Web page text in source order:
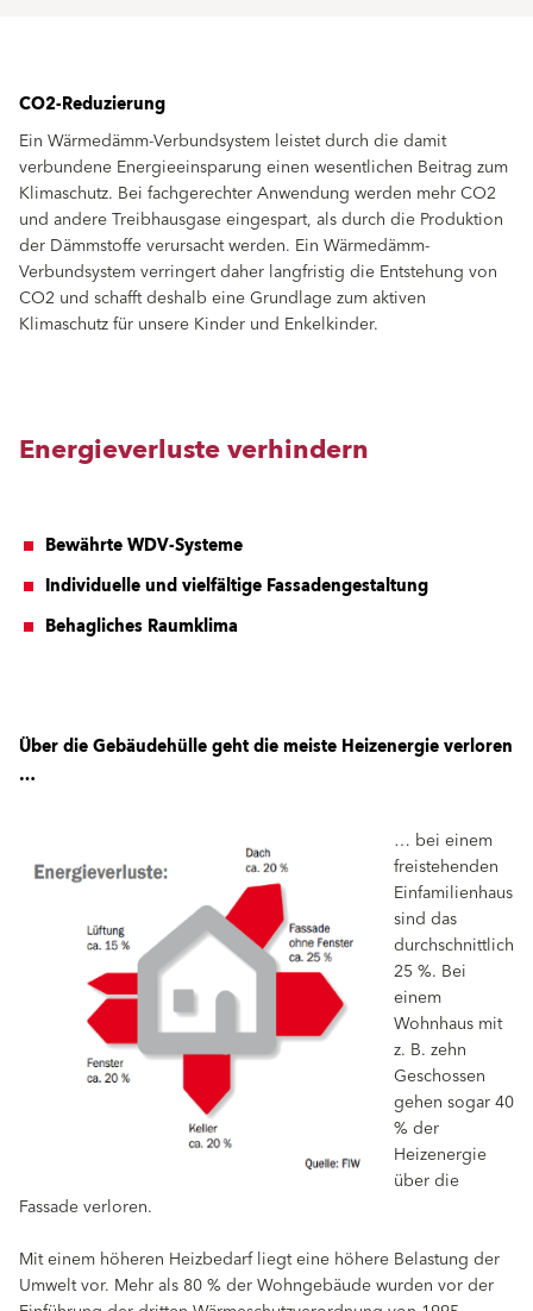
CO2-Reduzierung
Ein Wärmedämm-Verbundsystem leistet durch die damit
verbundene Energieeinsparung einen wesentlichen Beitrag zum
Klimaschutz. Bei fachgerechter Anwendung werden mehr CO2
und andere Treibhausgase eingespart, als durch die Produktion
der Dämmstoffe verursacht werden. Ein Wärmedämm-
Verbundsystem verringert daher langfristig die Entstehung von
CO2 und schafft deshalb eine Grundlage zum aktiven
Klimaschutz für unsere Kinder und Enkelkinder.
Energieverluste verhindern
Bewährte WDV-Systeme
Individuelle und vielfältige Fassadengestaltung
Behagliches Raumklima
Über die Gebäudehülle geht die meiste Heizenergie verloren
…
… bei einem
freistehenden
Einfamilienhaus
sind das
durchschnittlich
25 %. Bei
einem
Wohnhaus mit
z. B. zehn
Geschossen
gehen sogar 40
% der
Heizenergie
über die
Fassade verloren.
Mit einem höheren Heizbedarf liegt eine höhere Belastung der
Umwelt vor. Mehr als 80 % der Wohngebäude wurden vor der